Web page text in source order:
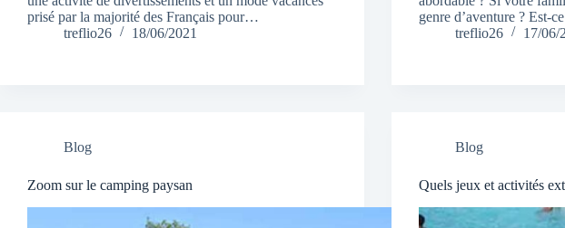
prisé par la majorité des Français pour…
treflio26
18/06/2021
genre d’aventure ? Est-
treflio26
17/06/
Blog
Zoom sur le camping paysan
Blog
Quels jeux et activités